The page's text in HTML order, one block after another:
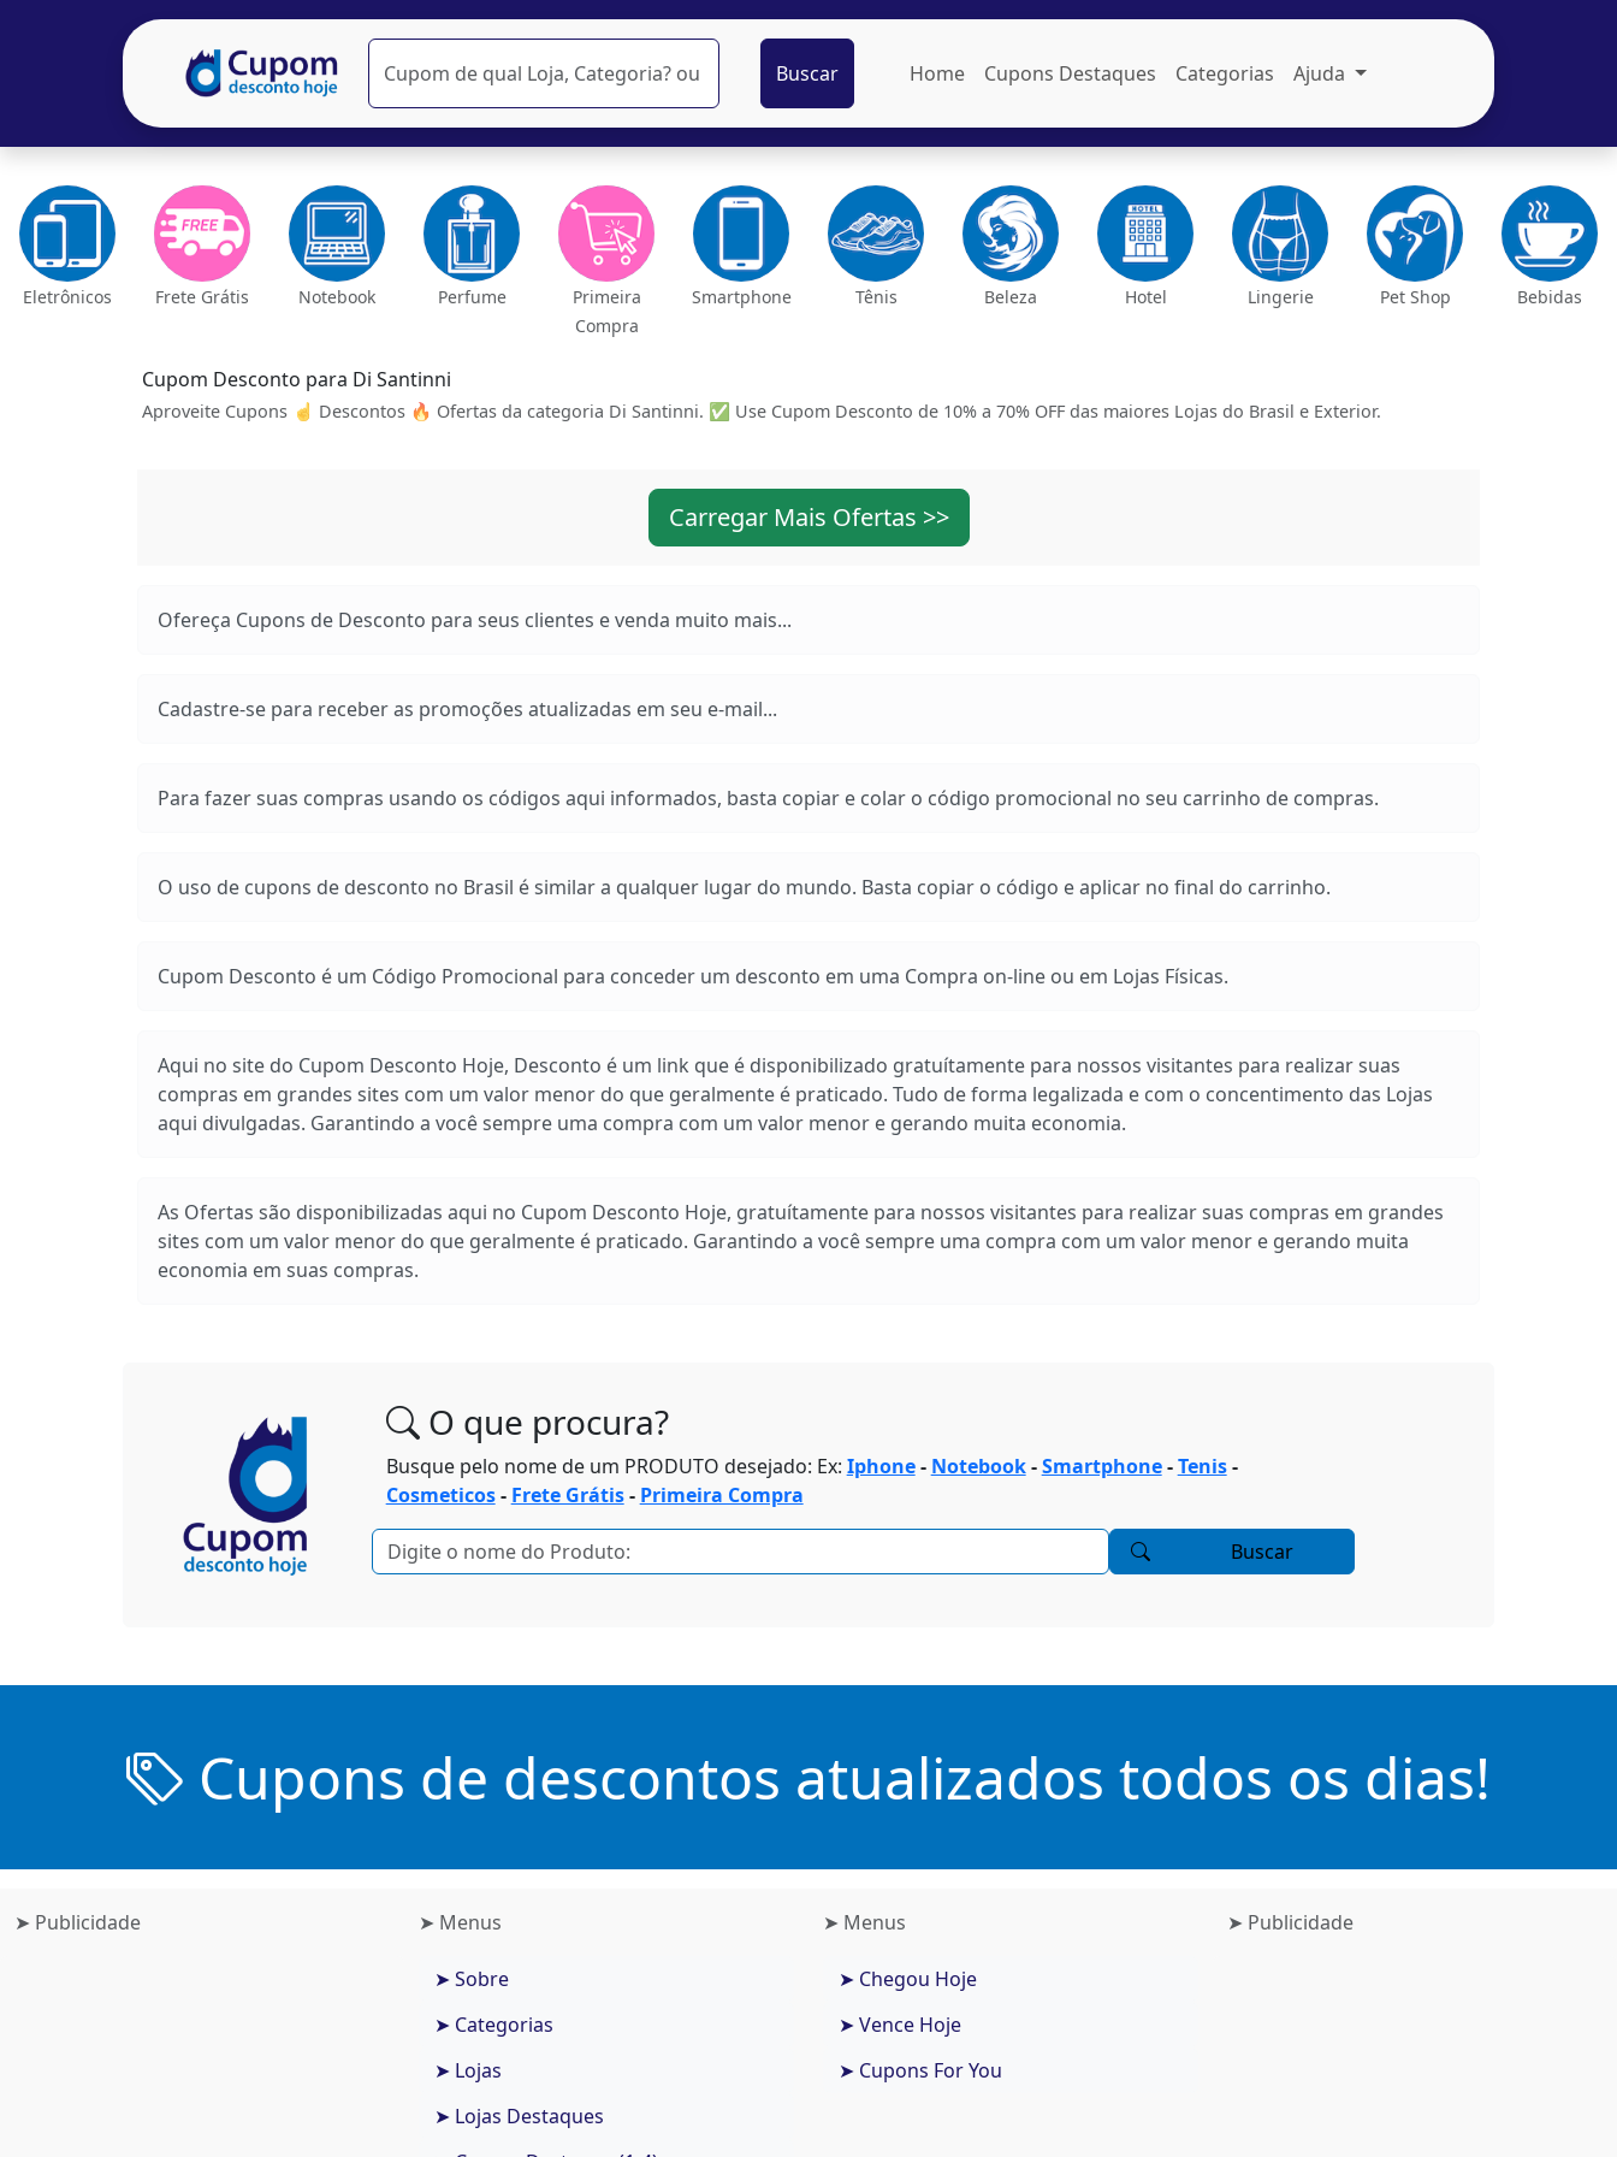
Buscar Home Cupons Destaques Categorias Ajuda
Eletrônicos Frete Grátis Notebook Perfume
Primeira
Compra
Smartphone Tênis Beleza Hotel Lingerie Pet Shop Bebidas
Cupom Desconto para Di Santinni
Aproveite Cupons ☝ Descontos 🔥 Ofertas da categoria Di Santinni. ✅ Use Cupom Desconto de 10% a 70% OFF das maiores Lojas do Brasil e Exterior.
Carregar Mais Ofertas >>
Ofereça Cupons de Desconto para seus clientes e venda muito mais...
Cadastre-se para receber as promoções atualizadas em seu e-mail...
Para fazer suas compras usando os códigos aqui informados, basta copiar e colar o código promocional no seu carrinho de compras.
O uso de cupons de desconto no Brasil é similar a qualquer lugar do mundo. Basta copiar o código e aplicar no final do carrinho.
Cupom Desconto é um Código Promocional para conceder um desconto em uma Compra on-line ou em Lojas Físicas.
Aqui no site do Cupom Desconto Hoje, Desconto é um link que é disponibilizado gratuítamente para nossos visitantes para realizar suas
compras em grandes sites com um valor menor do que geralmente é praticado. Tudo de forma legalizada e com o concentimento das Lojas
aqui divulgadas. Garantindo a você sempre uma compra com um valor menor e gerando muita economia.
As Ofertas são disponibilizadas aqui no Cupom Desconto Hoje, gratuítamente para nossos visitantes para realizar suas compras em grandes
sites com um valor menor do que geralmente é praticado. Garantindo a você sempre uma compra com um valor menor e gerando muita
economia em suas compras.
O que procura?
Busque pelo nome de um PRODUTO desejado: Ex: Iphone- Notebook-Smartphone-Tenis-
Cosmeticos- Frete Grátis- Primeira Compra
Buscar
Cupons de descontos atualizados todos os dias!
➤ Publicidade ➤ Menus
➤ Sobre
➤ Categorias
➤ Lojas
➤ Lojas Destaques
➤ Menus
➤ Chegou Hoje
➤ Vence Hoje
➤ Cupons For You
➤ Publicidade